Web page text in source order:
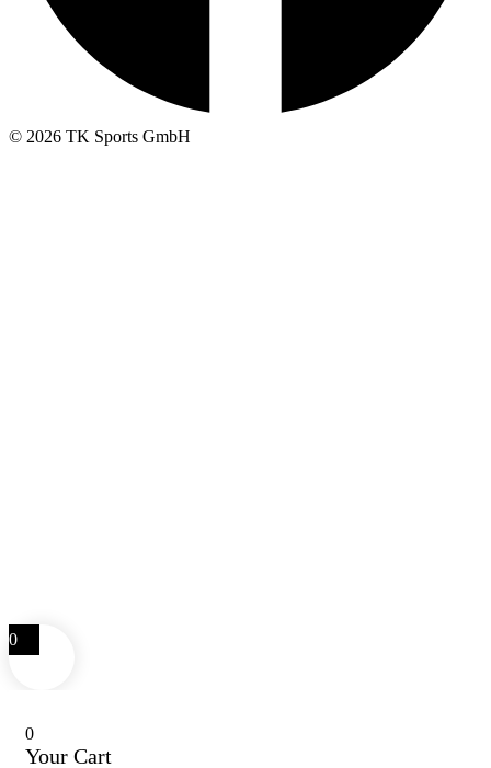
© 2026 TK Sports GmbH
0
0
Your Cart